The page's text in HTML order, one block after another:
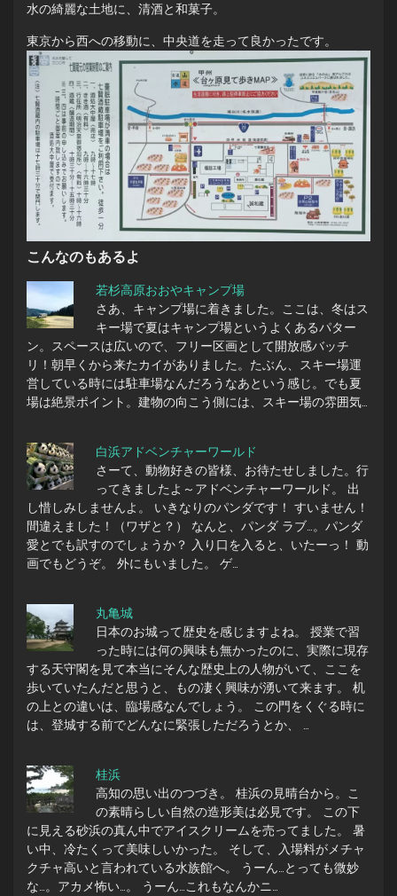
水の綺麗な土地に、清酒と和菓子。
東京から西への移動に、中央道を走って良かったです。
こんなのもあるよ
若杉高原おおやキャンプ場
さあ、キャンプ場に着きました。ここは、冬はス
キー場で夏はキャンプ場というよくあるパター
ン。スペースは広いので、フリー区画として開放感バッチ
リ！朝早くから来たカイがありました。たぶん、スキー場運
営している時には駐車場なんだろうなあという感じ。でも夏
場は絶景ポイント。建物の向こう側には、スキー場の雰囲気…
白浜アドベンチャーワールド
さーて、動物好きの皆様、お待たせしました。行
ってきましたよ～アドベンチャーワールド。 出
し惜しみしませんよ。 いきなりのパンダです！ すいません！
間違えました！（ワザと？） なんと、パンダ ラブ…。パンダ
愛とでも訳すのでしょうか？ 入り口を入ると、いたーっ！ 動
画でもどうぞ。 外にもいました。 ゲ…
丸亀城
日本のお城って歴史を感じますよね。 授業で習
った時には何の興味も無かったのに、実際に現存
する天守閣を見て本当にそんな歴史上の人物がいて、ここを
歩いていたんだと思うと、もの凄く興味が湧いて来ます。 机
の上との違いは、臨場感なんでしょう。 この門をくぐる時に
は、登城する前でどんなに緊張しただろうとか、 …
桂浜
高知の思い出のつづき。 桂浜の見晴台から。こ
の素晴らしい自然の造形美は必見です。 この下
に見える砂浜の真ん中でアイスクリームを売ってました。 暑
い中、冷たくって美味しいかった。 そして、入場料がメチャ
クチャ高いと言われている水族館へ。 うーん…とっても微妙
な…。アカメ怖い…。 うーん…これもなんかニ…